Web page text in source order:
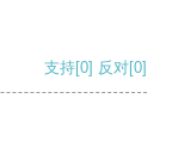
支持[0] 反对[0]